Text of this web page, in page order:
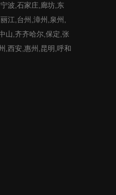
波,石家庄,廊坊,东
江,台州,漳州,泉州,
山,齐齐哈尔,保定,张
,西安,惠州,昆明,呼和